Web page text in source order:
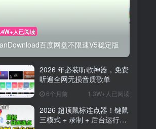
人已阅读
百度网盘不限速V5稳定版
2026 年必装听歌神器，免费
听遍全网无损音质歌单
6个月前 1.3W+人已阅读
2026 超顶鼠标连点器！键鼠
三模式 + 录制 + 后台运行，